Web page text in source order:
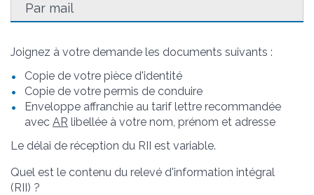
Par mail
Joignez à votre demande les documents suivants :
Copie de votre pièce d'identité
Copie de votre permis de conduire
Enveloppe affranchie au tarif lettre recommandée
avec AR libellée à votre nom, prénom et adresse
Le délai de réception du RII est variable.
Quel est le contenu du relevé d'information intégral
(RII) ?